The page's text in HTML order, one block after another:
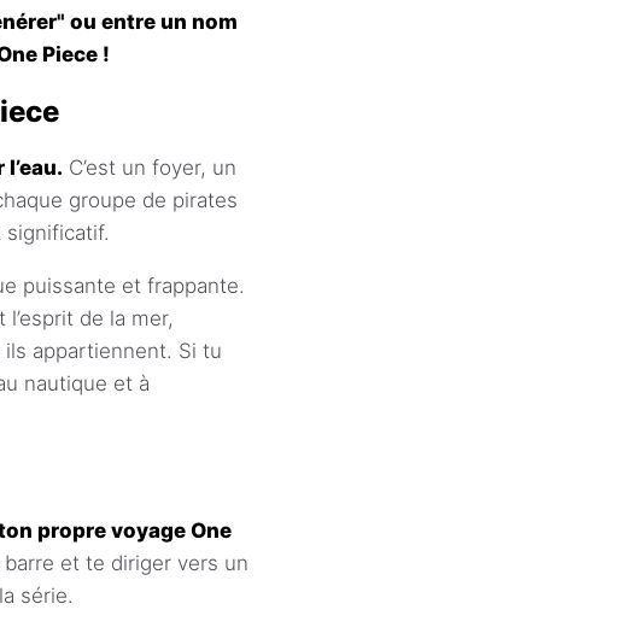
ou entre un nom
Piece !
C’est un foyer, un
groupe de pirates
significatif.
puissante et frappante.
de la mer,
ils appartiennent. Si tu
nautique et à
propre voyage One
et te diriger vers un
série.